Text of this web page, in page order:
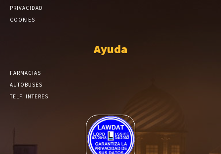
PRIVACIDAD
COOKIES
Ayuda
FARMACIAS
AUTOBUSES
TELF. INTERES